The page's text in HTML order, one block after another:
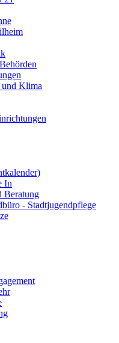
und Klima
In
Beratung
- Stadtjugendpflege